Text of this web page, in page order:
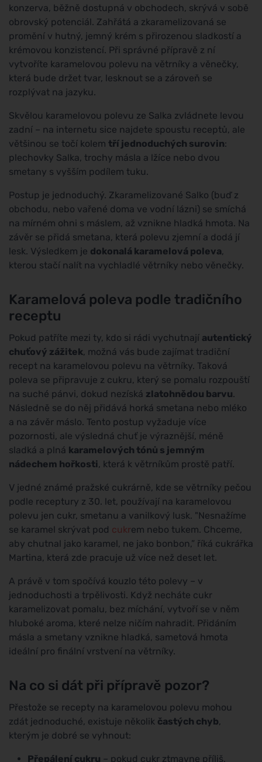
konzerva, běžně dostupná v obchodech, skrývá v sobě
obrovský potenciál. Zahřátá a zkaramelizovaná se
promění v hutný, jemný krém s přirozenou sladkostí a
krémovou konzistencí. Při správné přípravě z ní
vytvoříte karamelovou polevu na větrníky a věnečky,
která bude držet tvar, lesknout se a zároveň se
rozplývat na jazyku.
Skvělou karamelovou polevu ze Salka zvládnete levou
zadní – na internetu sice najdete spoustu receptů, ale
většinou se točí kolem tří jednoduchých surovin:
plechovky Salka, trochy másla a lžíce nebo dvou
smetany s vyšším podílem tuku.
Postup je jednoduchý. Zkaramelizované Salko (buď z
obchodu, nebo vařené doma ve vodní lázni) se smíchá
na mírném ohni s máslem, až vznikne hladká hmota. Na
závěr se přidá smetana, která polevu zjemní a dodá jí
lesk. Výsledkem je dokonalá karamelová poleva,
kterou stačí nalít na vychladlé větrníky nebo věnečky.
Karamelová poleva podle tradičního
receptu
Pokud patříte mezi ty, kdo si rádi vychutnají autentický
chuťový zážitek, možná vás bude zajímat tradiční
recept na karamelovou polevu na větrníky. Taková
poleva se připravuje z cukru, který se pomalu rozpouští
na suché pánvi, dokud nezíská zlatohnědou barvu.
Následně se do něj přidává horká smetana nebo mléko
a na závěr máslo. Tento postup vyžaduje více
pozornosti, ale výsledná chuť je výraznější, méně
sladká a plná karamelových tónů s jemným
nádechem hořkosti, která k větrníkům prostě patří.
V jedné známé pražské cukrárně, kde se větrníky pečou
podle receptury z 30. let, používají na karamelovou
polevu jen cukr, smetanu a vanilkový lusk. "Nesnažíme
se karamel skrývat pod cukrem nebo tukem. Chceme,
aby chutnal jako karamel, ne jako bonbon,” říká cukrářka
Martina, která zde pracuje už více než deset let.
A právě v tom spočívá kouzlo této polevy – v
jednoduchosti a trpělivosti. Když necháte cukr
karamelizovat pomalu, bez míchání, vytvoří se v něm
hluboké aroma, které nelze ničím nahradit. Přidáním
másla a smetany vznikne hladká, sametová hmota
ideální pro finální vrstvení na větrníky.
Na co si dát při přípravě pozor?
Přestože se recepty na karamelovou polevu mohou
zdát jednoduché, existuje několik častých chyb,
kterým je dobré se vyhnout:
Přepálení cukru – pokud cukr ztmavne příliš,